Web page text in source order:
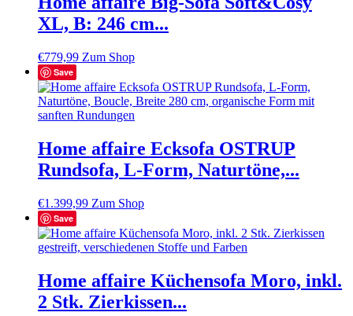
XL, B: 246 cm...
€779,99 Zum Shop
Save
Home affaire Ecksofa OSTRUP
Rundsofa, L-Form, Naturtöne,...
€1.399,99 Zum Shop
Save
Home affaire Küchensofa Moro, inkl.
2 Stk. Zierkissen...